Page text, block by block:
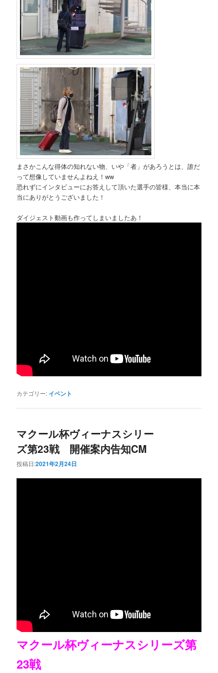
まさかこんな得体の知れない物、いや「者」があろうとは、誰だ
って想像していませんよねえ！ww
恐れずにインタビューにお答えして頂いた選手の皆様、本当に本
当にありがとうございました！
ダイジェスト動画も作ってしまいましたあ！
カテゴリー: イベント
マクール杯ヴィーナスシリー
ズ第23戦 開催案内告知CM
投稿日:2021年2月24日
マクール杯ヴィーナスシリーズ第
23戦